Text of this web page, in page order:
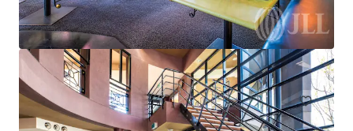
Strathfieldsaye Shopping Centre
933-941 Wellington Street, Strathfieldsaye, VIC, 3551, AU
255 m²
Commerce Sous contrat